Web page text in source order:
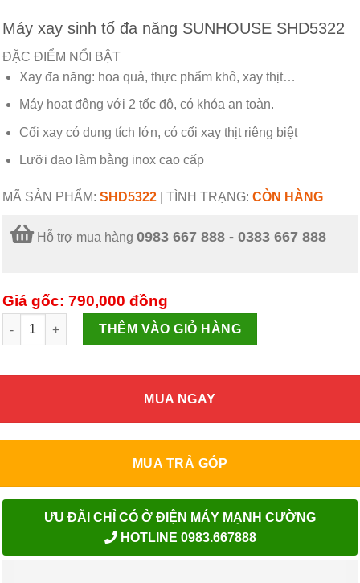
Máy xay sinh tố đa năng SUNHOUSE SHD5322
ĐẶC ĐIỂM NỔI BẬT
Xay đa năng: hoa quả, thực phẩm khô, xay thịt…
Máy hoạt động với 2 tốc độ, có khóa an toàn.
Cối xay có dung tích lớn, có cối xay thịt riêng biệt
Lưỡi dao làm bằng inox cao cấp
MÃ SẢN PHẨM: SHD5322 TÌNH TRẠNG: CÒN HÀNG
Hỗ trợ mua hàng 0983 667 888 - 0383 667 888
Giá gốc: 790,000 đồng
Máy xay sinh tố đa năng SUNHOUSE SHD5322 số lượng
THÊM VÀO GIỎ HÀNG
MUA NGAY
MUA TRẢ GÓP
ƯU ĐÃI CHỈ CÓ Ở ĐIỆN MÁY MẠNH CƯỜNG
HOTLINE 0983.667888